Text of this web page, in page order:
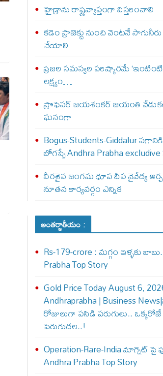
హైడ్రాను రాష్ట్రవ్యాప్తంగా విస్తరించాలి
కడెం ప్రాజెక్టు నుంచి వెంటనే
చేయాలి
ప్రజల సమస్యల పరిష్కారమే
లక్ష్యం…
ప్రొఫెసర్ జయశంకర్ జయంతి
ఘనంగా
Bogus-Students-Giddalur
బోగస్సే Andhra Prabha
వీరశైవ జంగమ ధూప దీప నైవేద్య
నూతన కార్యవర్గం ఎన్నిక
అంతర్జాతీయం :
Rs-179-crore : మ‌గ్గం ఇళ్ళ‌కు
Prabha Top Story
Gold Price Today August 6,
Andhraprabha | Business
రోజులుగా పసిడి పరుగులు..
పెరుగుద‌ల‌..!
Operation-Rare-India మాగ్నెట్ పై
Andhra Prabha Top Story